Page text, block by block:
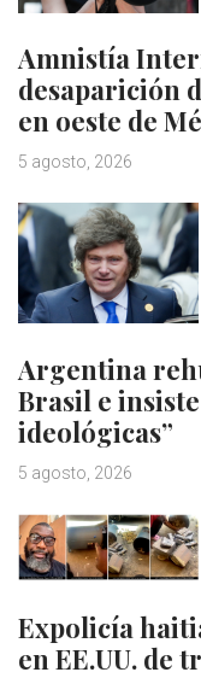
Amnistía
desaparición
en oeste de
5 agosto, 2026
Argentina
Brasil e
ideológicas”
5 agosto, 2026
Expolicía
en EE.UU. de